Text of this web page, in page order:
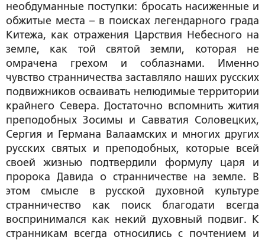
необдуманные поступки: бросать насиженные и
обжитые места – в поисках легендарного града
Китежа, как отражения Царствия Небесного на
земле, как той святой земли, которая не
омрачена грехом и соблазнами. Именно
чувство странничества заставляло наших русских
подвижников осваивать нелюдимые территории
крайнего Севера. Достаточно вспомнить жития
преподобных Зосимы и Савватия Соловецких,
Сергия и Германа Валаамских и многих других
русских святых и преподобных, которые всей
своей жизнью подтвердили формулу царя и
пророка Давида о странничестве на земле. В
этом смысле в русской духовной культуре
странничество как поиск благодати всегда
воспринимался как некий духовный подвиг. К
странникам всегда относились с почтением и